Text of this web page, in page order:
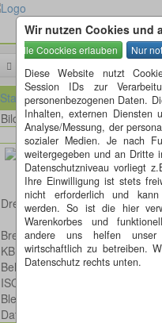
Wir nutzen Cookies und
Diese Website nutzt
Session IDs zur
personenbezogenen Daten.
Inhalten, externen Diensten
Analyse/Messung, der
sozialer Medien. Je nach
weitergegeben und an Dritte
Datenschutzniveau vorliegt
Ihre Einwilligung ist stets
nicht erforderlich und
werden. So ist die hier
Warenkorbes und
andere uns helfen unser
wirtschaftlich zu betreiben.
Datenschutz rechts unten.
Startseite
Bild 56 von 965Bilder
Drei kleine Pilze im Moos
Brennweite: 100mm
KB Format entsprechend: mm
Belichtungsdauer : 2/1
ISO: 100
Blende: f/4.0
Datum: 2023:01:01 16:14:20